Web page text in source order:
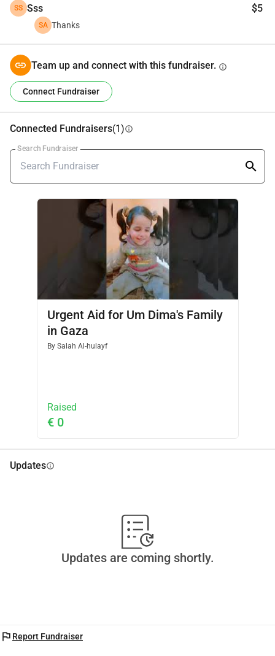
SS Sss $5
SA Thanks
Team up and connect with this fundraiser. info
Connect Fundraiser
Connected Fundraisers(1)info
Search Fundraiser
Urgent Aid for Um Dima's Family
in Gaza
BySalah Al-hulayf
Raised
€ 0
Updatesinfo
Updates are coming shortly.
flag Report Fundraiser